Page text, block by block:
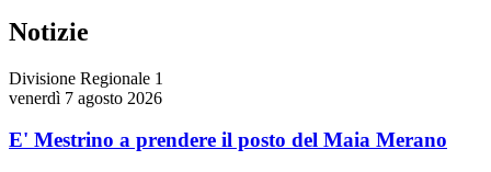
Notizie
Divisione Regionale 1
venerdì 7 agosto 2026
E' Mestrino a prendere il posto del Maia Merano